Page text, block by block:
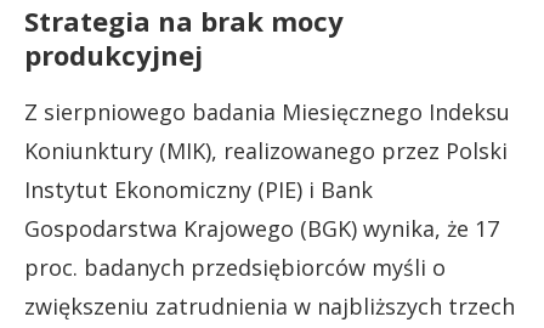
Strategia na brak mocy
produkcyjnej
Z sierpniowego badania Miesięcznego Indeksu
Koniunktury (MIK), realizowanego przez Polski
Instytut Ekonomiczny (PIE) i Bank
Gospodarstwa Krajowego (BGK) wynika, że 17
proc. badanych przedsiębiorców myśli o
zwiększeniu zatrudnienia w najbliższych trzech